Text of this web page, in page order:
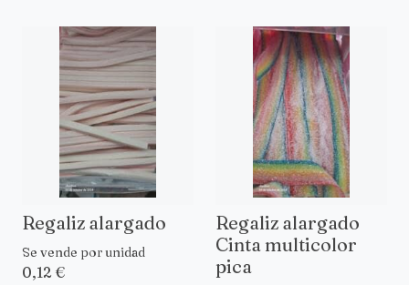
Regaliz alargado
Se vende por unidad
0,12 €
Regaliz alargado
Cinta multicolor
pica